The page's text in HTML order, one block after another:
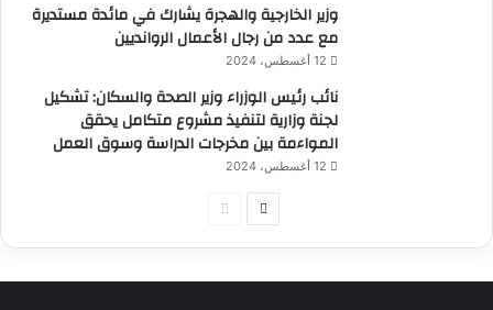
وزير الخارجية والهجرة يشارك في مائدة مستديرة
مع عدد من رجال الأعمال الروانديين
12 أغسطس، 2024
نائب رئيس الوزراء وزير الصحة والسكان: تشكيل
لجنة وزارية لتنفيذ مشروع متكامل يحقق
المواءمة بين مخرجات الدراسة وسوق العمل
12 أغسطس، 2024
الصفحة